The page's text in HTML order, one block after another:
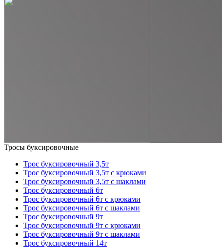
Тросы буксировочные
Трос буксировочный 3,5т
Трос буксировочный 3,5т с крюками
Трос буксировочный 3,5т с шаклами
Трос буксировочный 6т
Трос буксировочный 6т с крюками
Трос буксировочный 6т с шаклами
Трос буксировочный 9т
Трос буксировочный 9т с крюками
Трос буксировочный 9т с шаклами
Трос буксировочный 14т